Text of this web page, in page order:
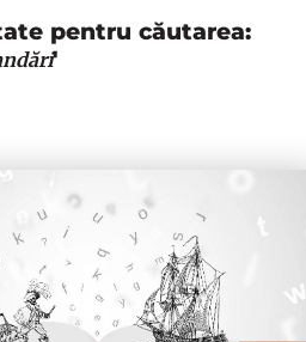
pentru căutarea:
'